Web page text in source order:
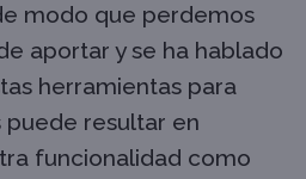
modo que perdemos
aportar y se ha hablado
herramientas para
resultar en
funcionalidad como